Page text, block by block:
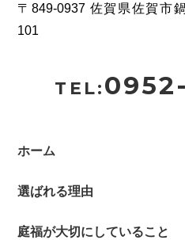
〒849-0937 佐賀県佐賀市
101
TEL:
ホーム
選ばれる理由
庭福が大切にしていること